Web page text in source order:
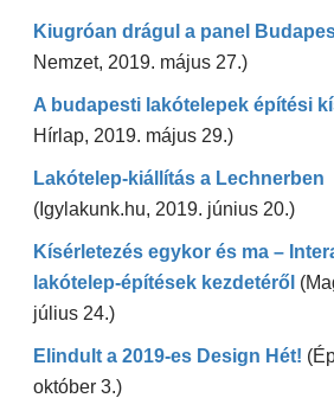
Kiugróan drágul a panel
Nemzet, 2019. május 27.)
A budapesti lakótelepek építési
Hírlap, 2019. május 29.)
Lakótelep-kiállítás a Lechnerben
(Igylakunk.hu, 2019. június 20.)
Kísérletezés egykor és ma –
lakótelep-építések kezdetéről
július 24.)
Elindult a 2019-es Design Hét!
október 3.)